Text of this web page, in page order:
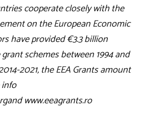
cooperate closely with the
on the European Economic
have provided €3.3 billion
schemes between 1994 and
2021, the EEA Grants amount
andwww.eeagrants.ro